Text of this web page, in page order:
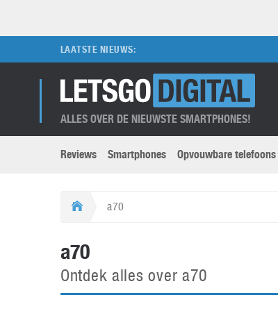
LAATSTE NIEUWS:
ALLES OVER DE NIEUWSTE SMARTPHONES!
Merken submenu
Apple
Computermuseum
Honor
Huawei
OnePlus
Oppo
Reviews Smartphones Opvouwbare telefoons
Categorien submenu
5G
Aanbiedingen
Abonnement
Digitale camera’s
DSLR camera’s
a70
a70
Ontdek alles over a70